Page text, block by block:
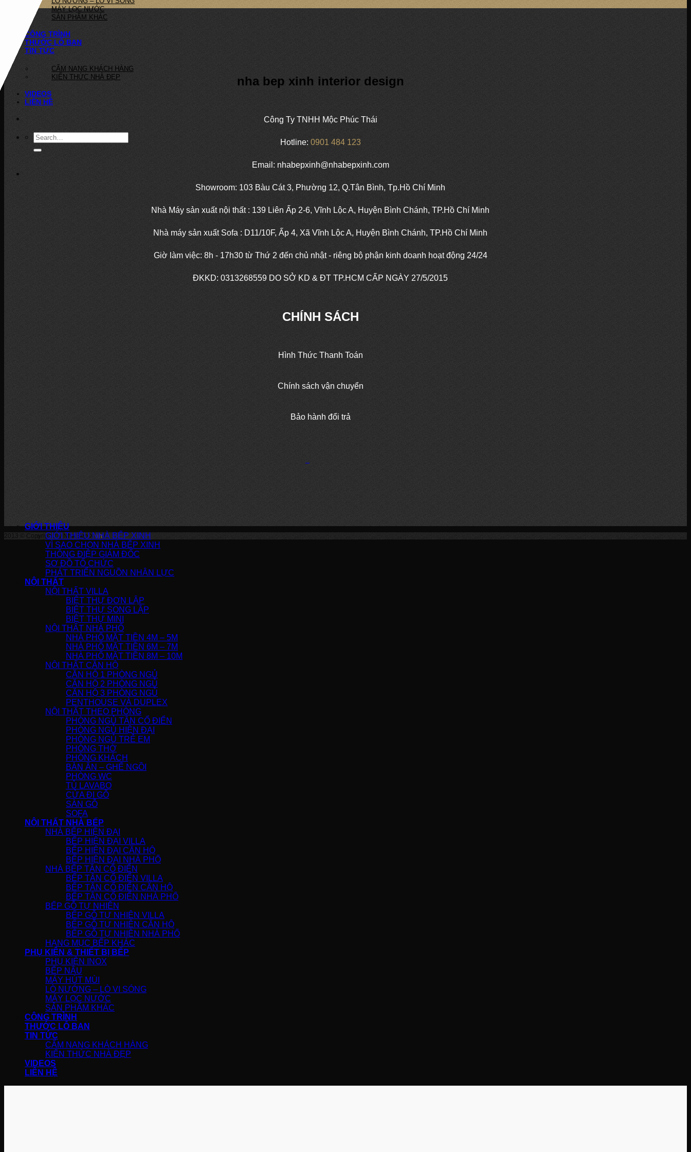
MÁY LỌC NƯỚC
SẢN PHẨM KHÁC
CÔNG TRÌNH
THƯỚC LỖ BAN
TIN TỨC
CẨM NANG KHÁCH HÀNG
KIẾN THỨC NHÀ ĐẸP
VIDEOS
LIÊN HỆ
nha bep xinh interior design
Công Ty TNHH Mộc Phúc Thái
Hotline: 0901 484 123
Email: nhabepxinh@nhabepxinh.com
Showroom: 103 Bàu Cát 3, Phường 12, Q.Tân Bình, Tp.Hồ Chí Minh
Nhà Máy sản xuất nội thất : 139 Liên Ấp 2-6, Vĩnh Lộc A, Huyện Bình Chánh, TP.Hồ Chí Minh
Nhà máy sản xuất Sofa : D11/10F, Ấp 4, Xã Vĩnh Lộc A, Huyện Bình Chánh, TP.Hồ Chí Minh
Giờ làm việc: 8h - 17h30 từ Thứ 2 đến chủ nhật - riêng bộ phận kinh doanh hoạt động 24/24
ĐKKD: 0313268559 DO SỞ KD & ĐT TP.HCM CẤP NGÀY 27/5/2015
CHÍNH SÁCH
Hình Thức Thanh Toán
Chính sách vận chuyển
Bảo hành đổi trả
2013 © Copyright by Nha Bep Xinh!
GIỚI THIỆU
GIỚI THIỆU NHÀ BẾP XINH
VÌ SAO CHỌN NHÀ BẾP XINH
THÔNG ĐIỆP GIÁM ĐỐC
SƠ ĐỒ TỔ CHỨC
PHÁT TRIỂN NGUỒN NHÂN LỰC
NỘI THẤT
NỘI THẤT VILLA
BIỆT THỰ ĐƠN LẬP
BIỆT THỰ SONG LẬP
BIỆT THỰ MINI
NỘI THẤT NHÀ PHỐ
NHÀ PHỐ MẶT TIỀN 4M – 5M
NHÀ PHỐ MẶT TIỀN 6M – 7M
NHÀ PHỐ MẶT TIỀN 8M – 10M
NỘI THẤT CĂN HỘ
CĂN HỘ 1 PHÒNG NGỦ
CĂN HỘ 2 PHÒNG NGỦ
CĂN HỘ 3 PHÒNG NGỦ
PENTHOUSE VÀ DUPLEX
NỘI THẤT THEO PHÒNG
PHÒNG NGỦ TÂN CỔ ĐIỂN
PHÒNG NGỦ HIỆN ĐẠI
PHÒNG NGỦ TRẺ EM
PHÒNG THỜ
PHÒNG KHÁCH
BÀN ĂN – GHẾ NGỒI
PHÒNG WC
TỦ LAVABO
CỬA ĐI GỖ
SÀN GỖ
SOFA
NỘI THẤT NHÀ BẾP
NHÀ BẾP HIỆN ĐẠI
BẾP HIỆN ĐẠI VILLA
BẾP HIỆN ĐẠI CĂN HỘ
BẾP HIỆN ĐẠI NHÀ PHỐ
NHÀ BẾP TÂN CỔ ĐIỂN
BẾP TÂN CỔ ĐIỂN VILLA
BẾP TÂN CỔ ĐIỂN CĂN HỘ
BẾP TÂN CỔ ĐIỂN NHÀ PHỐ
BẾP GỖ TỰ NHIÊN
BẾP GỖ TỰ NHIÊN VILLA
BẾP GỖ TỰ NHIÊN CĂN HỘ
BẾP GỖ TỰ NHIÊN NHÀ PHỐ
HẠNG MỤC BẾP KHÁC
PHỤ KIỆN & THIẾT BỊ BẾP
PHỤ KIỆN INOX
BẾP NẤU
MÁY HÚT MÙI
LÒ NƯỚNG – LÒ VI SÓNG
MÁY LỌC NƯỚC
SẢN PHẨM KHÁC
CÔNG TRÌNH
THƯỚC LỖ BAN
TIN TỨC
CẨM NANG KHÁCH HÀNG
KIẾN THỨC NHÀ ĐẸP
VIDEOS
LIÊN HỆ